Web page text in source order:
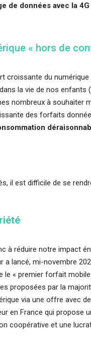
de données avec la
« hors de
croissante du
la vie de nos enfants
nombreux à souhaiter
des forfaits
il est difficile de se
à réduire notre impact
a lancé, mi-novembre
le « premier forfait
proposées par la
via une offre avec
en France qui propose
coopérative et une